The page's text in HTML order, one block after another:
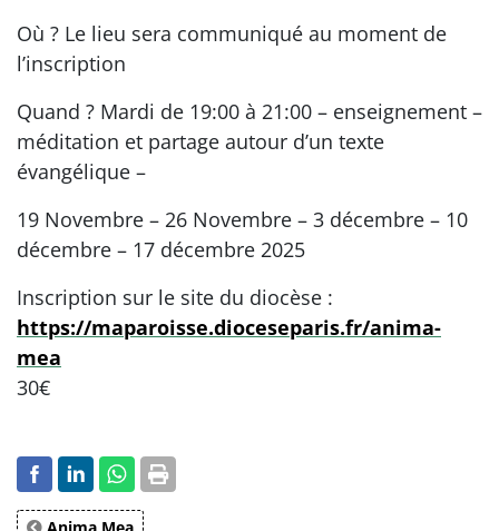
Où ? Le lieu sera communiqué au moment de
l’inscription
Quand ? Mardi de 19:00 à 21:00 – enseignement –
méditation et partage autour d’un texte
évangélique –
19 Novembre – 26 Novembre – 3 décembre – 10
décembre – 17 décembre 2025
Inscription sur le site du diocèse :
https://maparoisse.dioceseparis.fr/anima-
mea
30€